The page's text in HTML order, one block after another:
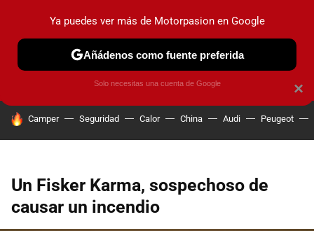
PRUEBAS COCHES ELÉCTRICOS OBSERVATORIO
HOY SE HABLA DE
Camper Seguridad Calor China Audi Peugeot
Un Fisker Karma, sospechoso de
causar un incendio
×
Ya puedes ver más de Motorpasion en Google
Añádenos como fuente preferida
Solo necesitas una cuenta de Google